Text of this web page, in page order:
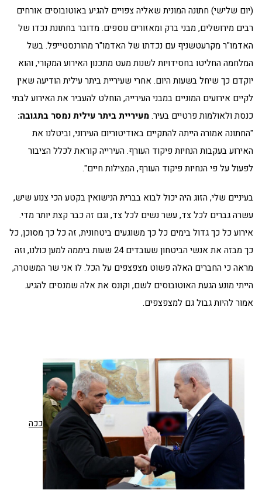
(יום שלישי) חתונה המונית שאליה צפויים להגיע באוטובוסים אורחים
רבים מירושלים, מבני ברק ומאזורים נוספים. מדובר בחתונת נכדו של
האדמו"ר מקרעטשניף עם נכדתו של האדמו"ר מהורנסטייפל. בשל
המלחמה החליטו בחסידויות לשנות מעט מתכנון האירוע המקורי, והוא
יוקדם כך שיחל בשעות היום. אחרי שעיריית ביתר עילית הודיעה שאין
לקיים אירועים המוניים במבני העירייה, הוחלט להעביר את האירוע לבתי
כנסת ולאולמות פרטיים בעיר.מעיריית ביתר עילית נמסר בתגובה:
"החתונה אמורה הייתה להתקיים באודיטוריום העירוני, וביטלנו את
האירוע בעקבות הנחיות פיקוד העורף. העירייה קוראת לכלל הציבור
לפעול על פי הנחיות פיקוד העורף, המצילות חיים".
בעיניים שלי, הזוג היה יכול לבוא בברית הנישואין בקטע הכי צנוע שיש,
עשרה גברים לכל צד, עשר נשים לכל צד, וגם זה כבר קצת יותר מדי.
אירוע כל כך גדול בימים כל כך משוגעים ביטחונית, זה כל כך מסוכן, כל
כך מבזה את אנשי הביטחון שעובדים 24 שעות ביממה למען כולנו, וזה
מראה כי החברים האלה פשוט מצפצפים על הכל. לו אני שר המשטרה,
הייתי מונע הגעת האוטובוסים לשם, וקונס את אלה שמנסים להגיע.
אמור להיות גבול גם למצפצפים.
ככה